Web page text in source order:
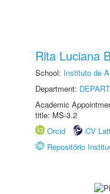
Rita Luciana
School: Instituto de
Department:
Academic
title: MS-3.2
Orcid
CV
Repositório